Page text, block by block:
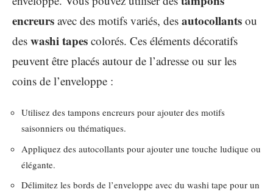
encreurs avec des motifs variés, des autocollants ou
des washi tapes colorés. Ces éléments décoratifs
peuvent être placés autour de l’adresse ou sur les
coins de l’enveloppe :
Utilisez des tampons encreurs pour ajouter des motifs
saisonniers ou thématiques.
Appliquez des autocollants pour ajouter une touche ludique ou
élégante.
Délimitez les bords de l’enveloppe avec du washi tape pour un